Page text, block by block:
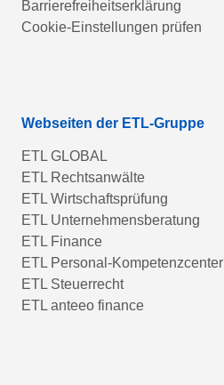
Barrierefreiheitserklärung
Cookie-Einstellungen prüfen
Webseiten der ETL-Gruppe
ETL GLOBAL
ETL Rechtsanwälte
ETL Wirtschaftsprüfung
ETL Unternehmensberatung
ETL Finance
ETL Personal-Kompetenzcenter
ETL Steuerrecht
ETL anteeo finance